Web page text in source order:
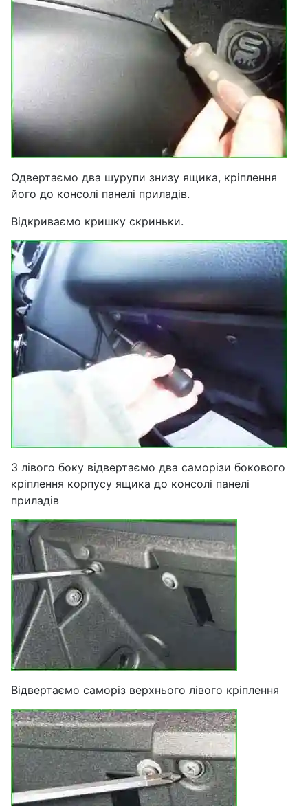
Одвертаємо два шурупи знизу ящика, кріплення
його до консолі панелі приладів.
Відкриваємо кришку скриньки.
З лівого боку відвертаємо два саморізи бокового
кріплення корпусу ящика до консолі панелі
приладів
Відвертаємо саморіз верхнього лівого кріплення